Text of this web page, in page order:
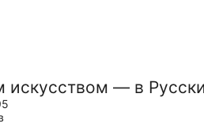
искусством — в